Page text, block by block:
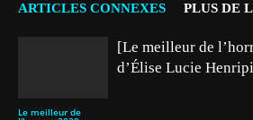
ARTICLES CONNEXES PLUS DE
Le meilleur de
[Le meilleur de
d’Élise Lucie